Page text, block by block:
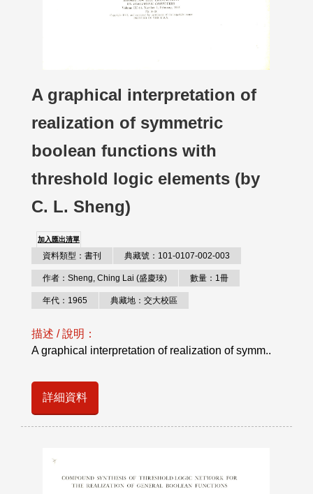
A graphical interpretation of
realization of symmetric
boolean functions with
threshold logic elements (by
C. L. Sheng)
加入匯出清單
資料類型：書刊 典藏號：101-0107-002-003
作者：Sheng, Ching Lai (盛慶琜) 數量：1冊
年代：1965 典藏地：交大校區
描述 / 說明：
A graphical interpretation of realization of symm..
詳細資料